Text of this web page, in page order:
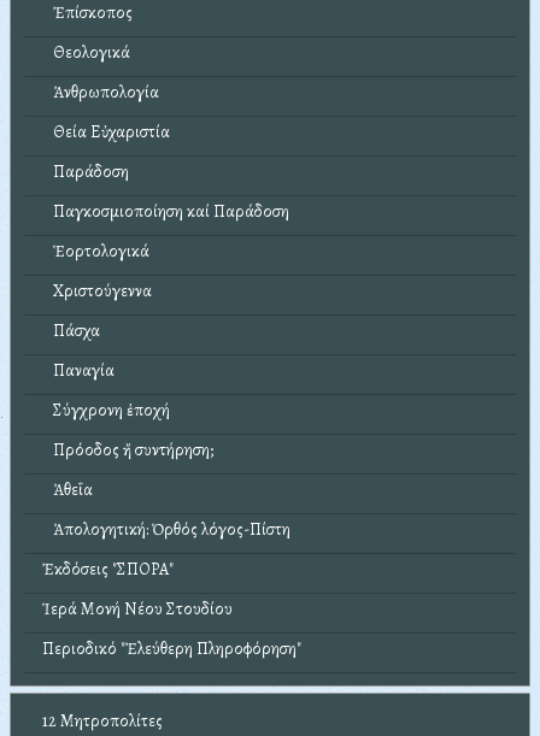
Ἐπίσκοπος
Θεολογικά
Ἀνθρωπολογία
Θεία Εὐχαριστία
Παράδοση
Παγκοσμιοποίηση καί Παράδοση
Ἑορτολογικά
Χριστούγεννα
Πάσχα
Παναγία
Σύγχρονη ἐποχή
Πρόοδος ἤ συντήρηση;
Ἀθεΐα
Ἀπολογητική: Ὀρθός λόγος-Πίστη
Ἐκδόσεις "ΣΠΟΡΑ"
Ἱερά Μονή Νέου Στουδίου
Περιοδικό "Ἐλεύθερη Πληροφόρηση"
12 Μητροπολίτες